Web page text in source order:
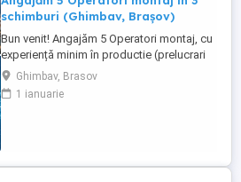
schimburi (Ghimbav, Brașov)
Bun venit! Angajăm 5 Operatori montaj, cu
experiență minim în productie (prelucrari
prin aschiere). Căutăm persoane serioase,
dornice să învețe și să muncească, se va
oferi instruire la locul de muncă. Program:
Ghimbav, Brasov
1 ianuarie